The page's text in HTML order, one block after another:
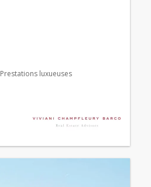
Prestations luxueuses